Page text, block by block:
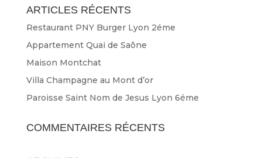
ARTICLES RÉCENTS
Restaurant PNY Burger Lyon 2éme
Appartement Quai de Saône
Maison Montchat
Villa Champagne au Mont d’or
Paroisse Saint Nom de Jesus Lyon 6éme
COMMENTAIRES RÉCENTS